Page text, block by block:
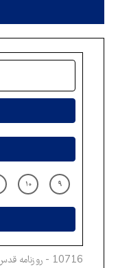
۹ ۱۰
10716 - روزنامه قدس شماره ۱۰۷۱۶ - ۱۴۰۴-۰۵-۲۱